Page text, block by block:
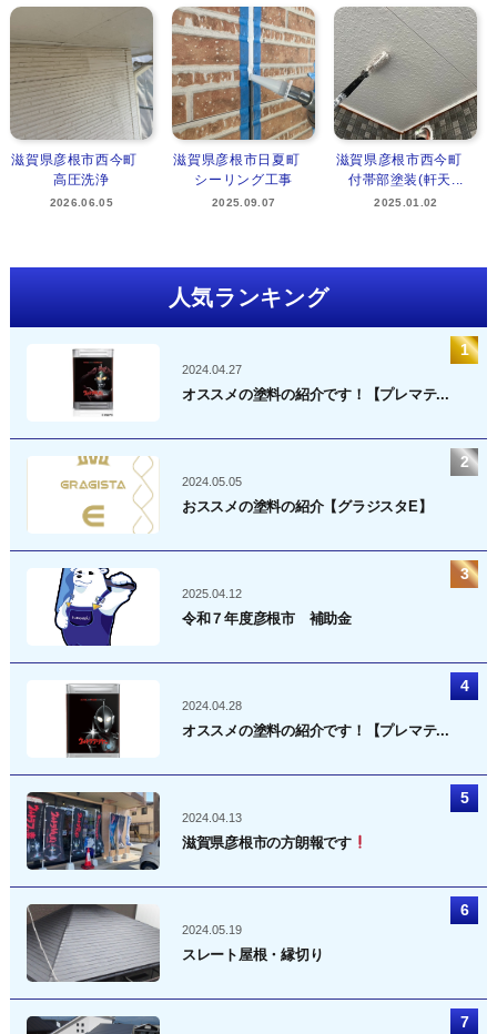
滋賀県彦根市西今町
高圧洗浄
2026.06.05
滋賀県彦根市日夏町
シーリング工事
2025.09.07
滋賀県彦根市西今町
付帯部塗装(軒天...
2025.01.02
人気ランキング
2024.04.27
オススメの塗料の紹介です！【プレマテ...
2024.05.05
おススメの塗料の紹介【グラジスタE】
2025.04.12
令和７年度彦根市 補助金
2024.04.28
オススメの塗料の紹介です！【プレマテ...
2024.04.13
滋賀県彦根市の方朗報です
2024.05.19
スレート屋根・縁切り